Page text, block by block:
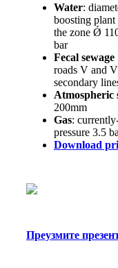
Water:
boosting
the zone Ǿ
bar
Fecal sewage
roads V and
secondary
Atmospheric
200mm
Gas:
pressure 3.5
Download
Преузмите